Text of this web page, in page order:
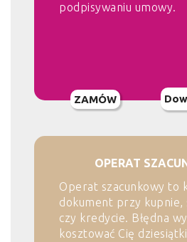
podpisywaniu umowy.
ZAMÓW
OPERAT
Operat szacunkowy to
dokument przy kupnie,
czy kredycie. Błędna
kosztować Cię